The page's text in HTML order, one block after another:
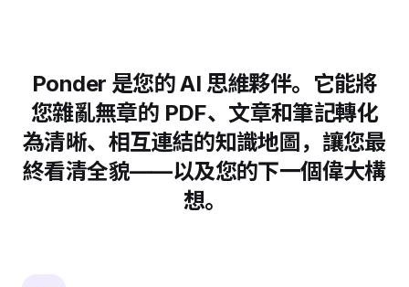
Ponder 是您的 AI 思維夥伴。它能將
您雜亂無章的 PDF、文章和筆記轉化
為清晰、相互連結的知識地圖，讓您最
終看清全貌——以及您的下一個偉大構
想。